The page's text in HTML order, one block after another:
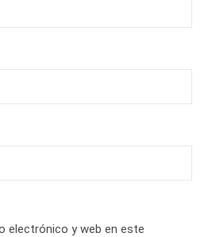
electrónico y web en este